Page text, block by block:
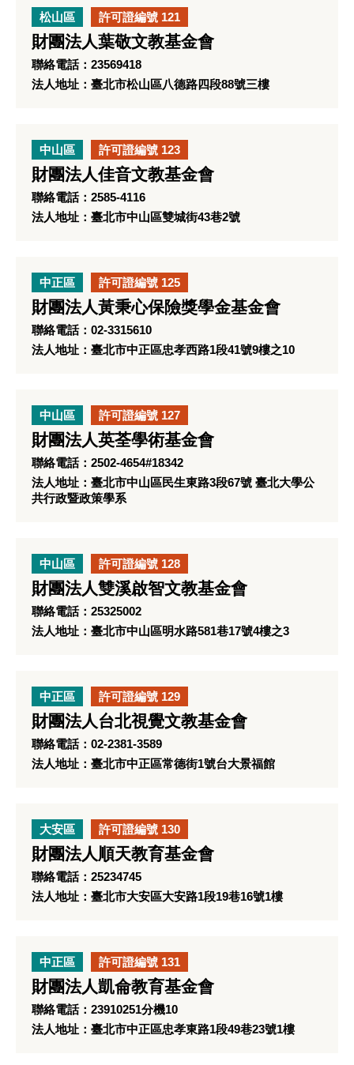
松山區 許可證編號 121
財團法人葉敬文教基金會
聯絡電話：23569418
法人地址：臺北市松山區八德路四段88號三樓
中山區 許可證編號 123
財團法人佳音文教基金會
聯絡電話：2585-4116
法人地址：臺北市中山區雙城街43巷2號
中正區 許可證編號 125
財團法人黃秉心保險獎學金基金會
聯絡電話：02-3315610
法人地址：臺北市中正區忠孝西路1段41號9樓之10
中山區 許可證編號 127
財團法人英荃學術基金會
聯絡電話：2502-4654#18342
法人地址：臺北市中山區民生東路3段67號 臺北大學公
共行政暨政策學系
中山區 許可證編號 128
財團法人雙溪啟智文教基金會
聯絡電話：25325002
法人地址：臺北市中山區明水路581巷17號4樓之3
中正區 許可證編號 129
財團法人台北視覺文教基金會
聯絡電話：02-2381-3589
法人地址：臺北市中正區常德街1號台大景福館
大安區 許可證編號 130
財團法人順天教育基金會
聯絡電話：25234745
法人地址：臺北市大安區大安路1段19巷16號1樓
中正區 許可證編號 131
財團法人凱侖教育基金會
聯絡電話：23910251分機10
法人地址：臺北市中正區忠孝東路1段49巷23號1樓